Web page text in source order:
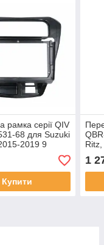
рамка серії QIV
68 для Suzuki
2019 9
Купити
1